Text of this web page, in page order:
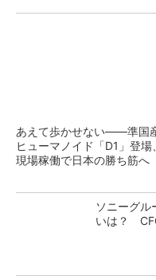
あえて歩かせない――準国
ヒューマノイド「D1」登場、
現場稼働で日本の勝ち筋へ
ソニーグル
いは？